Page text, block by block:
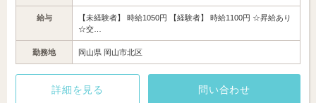
給与
【未経験者】 時給1050円 【経験者】 時給1100円 ☆昇給あり
☆交…
勤務地 岡山県 岡山市北区
詳細を見る 問い合わせ